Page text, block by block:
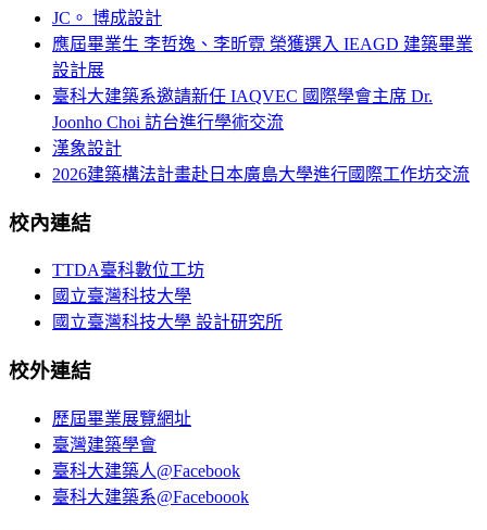
JC。 博成設計
應屆畢業生 李哲逸、李昕霓 榮獲選入 IEAGD 建築畢業
設計展
臺科大建築系邀請新任 IAQVEC 國際學會主席 Dr.
Joonho Choi 訪台進行學術交流
漢象設計
2026建築構法計畫赴日本廣島大學進行國際工作坊交流
校內連結
TTDA臺科數位工坊
國立臺灣科技大學
國立臺灣科技大學 設計研究所
校外連結
歷屆畢業展覽網址
臺灣建築學會
臺科大建築人@Facebook
臺科大建築系@Faceboook